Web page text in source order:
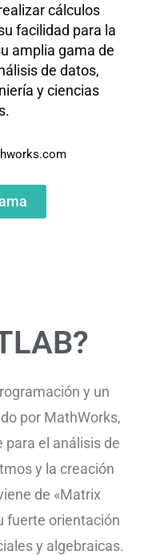
cálculos
facilidad para la
amplia gama de
de datos,
y ciencias
y un
por MathWorks,
el análisis de
y la creación
de «Matrix
fuerte orientación
y algebraicas.